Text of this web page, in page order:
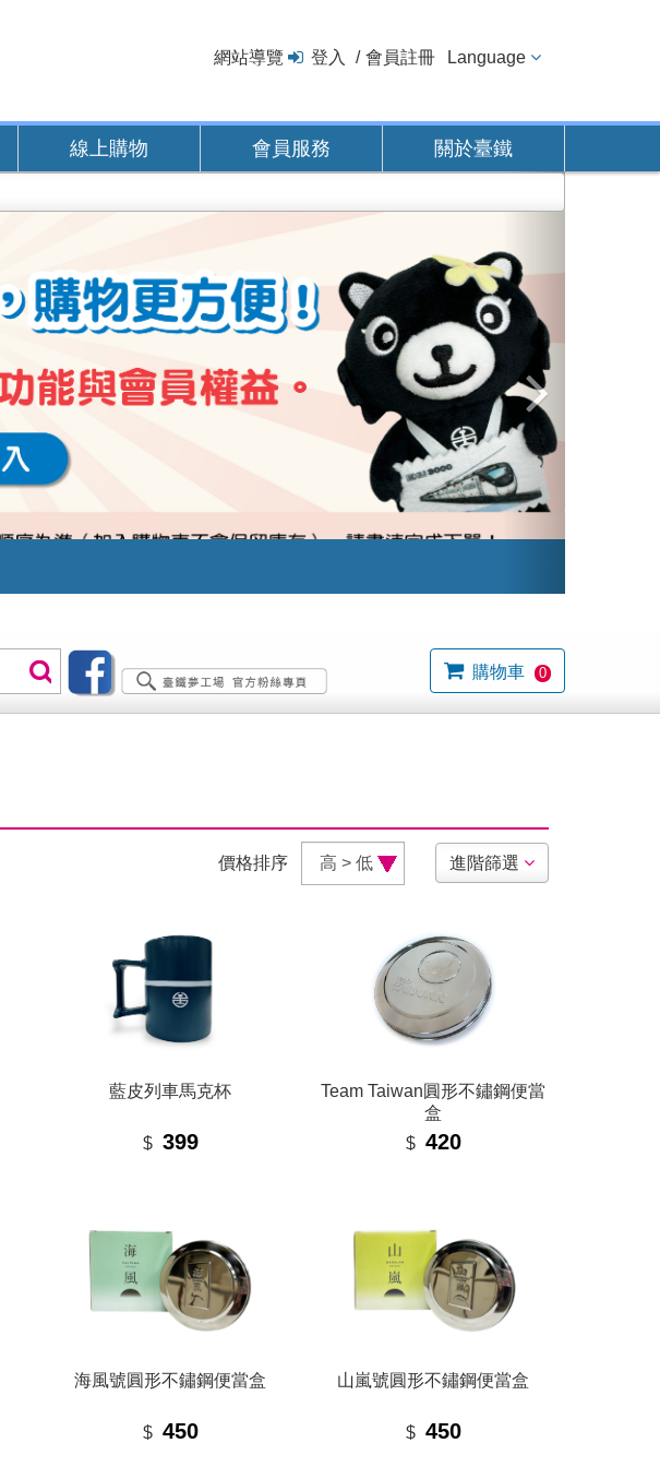
網站導覽 登入 會員註冊 Language
線上購物 會員服務 關於臺鐵
片
搜尋 購物車 0
價格排序 進階篩選
藍皮列車馬克杯
$ 399
Team Taiwan圓形不鏽鋼便當
盒
$ 420
海風號圓形不鏽鋼便當盒
$ 450
山嵐號圓形不鏽鋼便當盒
$ 450